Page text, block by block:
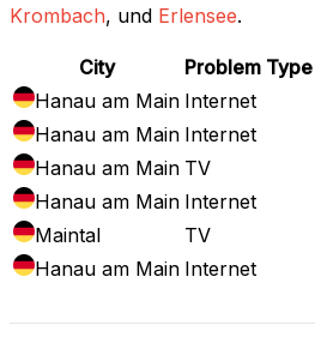
Krombach, und Erlensee.
City Problem Type
Hanau am Main Internet
Hanau am Main Internet
Hanau am Main TV
Hanau am Main Internet
Maintal
TV
Hanau am Main Internet